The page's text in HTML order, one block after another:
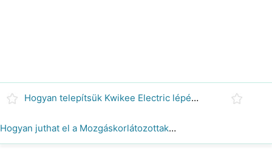
Hogyan telepítsük Kwikee Electric lépések
Hogyan juthat el a Mozgáskorlátozottak a Időskori